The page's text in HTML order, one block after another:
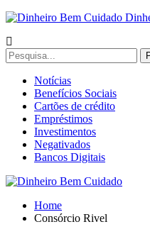
Notícias
Benefícios Sociais
Cartões de crédito
Empréstimos
Investimentos
Negativados
Bancos Digitais
Home
Consórcio Rivel